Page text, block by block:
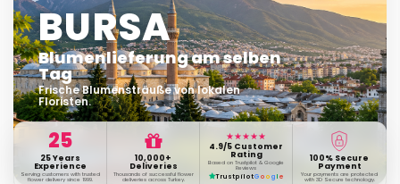
BURSA
Blumenlieferung am selben
Tag
Frische Blumensträuße von lokalen
Floristen.
25
25 Years
Experience
Serving customers with trusted
flower delivery since 1999.
10,000+
Deliveries
Thousands of successful flower
deliveries across Turkey.
★★★★★
4.9/5 Customer
Rating
Based on Trustpilot & Google
Reviews
TrustpilotG o o g l e
100% Secure
Payment
Your payments are protected
with 3D Secure technology.